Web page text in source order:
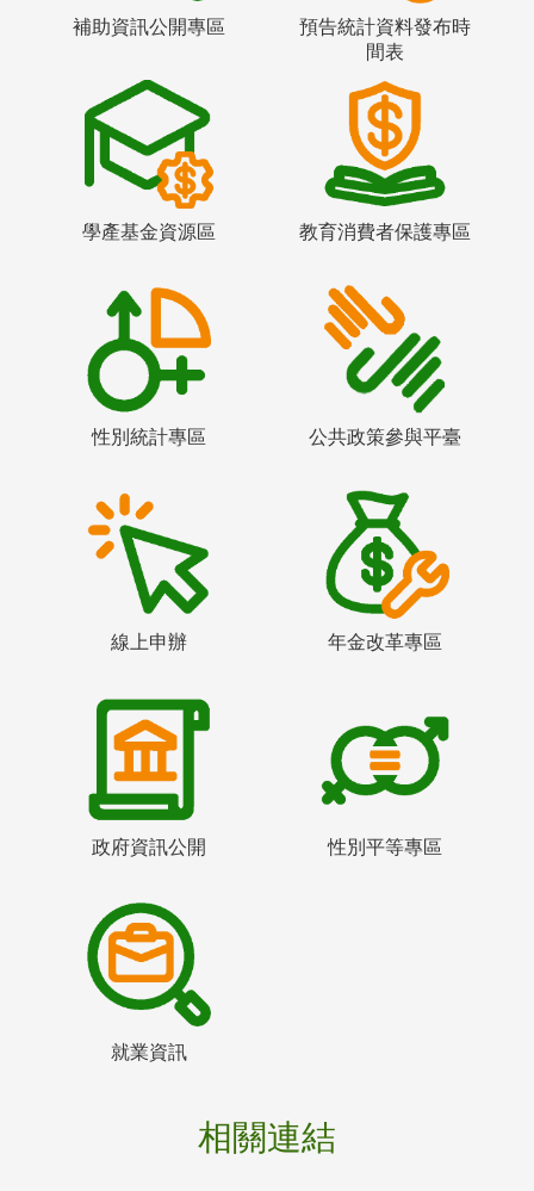
補助資訊公開專區
預告統計資料發布時
間表
學產基金資源區 教育消費者保護專區
性別統計專區 公共政策參與平臺
線上申辦 年金改革專區
政府資訊公開 性別平等專區
就業資訊
相關連結